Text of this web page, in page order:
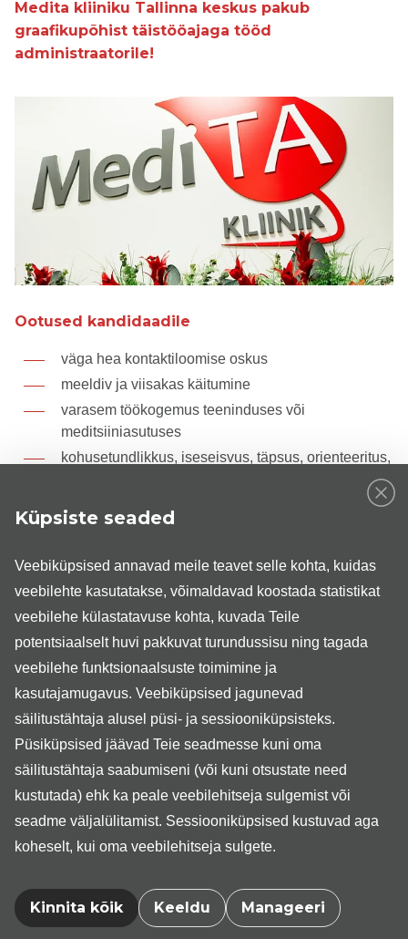
Küpsiste seaded
Veebiküpsised annavad meile teavet selle kohta, kuidas
veebilehte kasutatakse, võimaldavad koostada statistikat
veebilehe külastatavuse kohta, kuvada Teile
potentsiaalselt huvi pakkuvat turundussisu ning tagada
veebilehe funktsionaalsuste toimimine ja
kasutajamugavus. Veebiküpsised jagunevad
säilitustähtaja alusel püsi- ja sessiooniküpsisteks.
Püsiküpsised jäävad Teie seadmesse kuni oma
säilitustähtaja saabumiseni (või kuni otsustate need
kustutada) ehk ka peale veebilehitseja sulgemist või
seadme väljalülitamist. Sessiooniküpsised kustuvad aga
koheselt, kui oma veebilehitseja sulgete.
Kinnita kõik Keeldu Manageeri
Medita kliiniku Tallinna keskus pakub
graafikupõhist täistööajaga tööd
administraatorile!
Ootused kandidaadile
väga hea kontaktiloomise oskus
meeldiv ja viisakas käitumine
varasem töökogemus teeninduses või
meditsiiniasutuses
kohusetundlikkus, iseseisvus, täpsus, orienteeritus,
väga hea eesti keele oskus, hea vene keele oskus
ja inglise keele oskus suhtlustasandil
(kasutame oma töös Liisa programmi)
valmisolek töötada nädalavahetustel
Tööülesannete kirjeldus
teenindus Medita kliiniku Tallinna keskuses
kohapeal ja telefoni teel
klientide registreerimine, suunamine ja
juhendamine
klientidega arveldamine ja toetava informatsiooni
jagamine seoses erinevate vastuvõtuaegade,
teenuste ja muu olulise teabega
tööga seotud dokumentatsiooni korraldamine ja
graafikupõhine täistööaeg
Kandideerimine Medita kliiniku Tallinna keskuse